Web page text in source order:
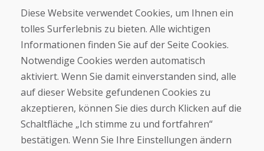
Über uns
Blog
Geschäft
Kontakt
Kaufen
E-Shop
Geschäftsbedingungen
Zahlung
Diese Website verwendet Cookies, um Ihnen ein
tolles Surferlebnis zu bieten. Alle wichtigen
Informationen finden Sie auf der Seite Cookies.
Notwendige Cookies werden automatisch
aktiviert. Wenn Sie damit einverstanden sind, alle
auf dieser Website gefundenen Cookies zu
akzeptieren, können Sie dies durch Klicken auf die
Schaltfläche „Ich stimme zu und fortfahren“
bestätigen. Wenn Sie Ihre Einstellungen ändern